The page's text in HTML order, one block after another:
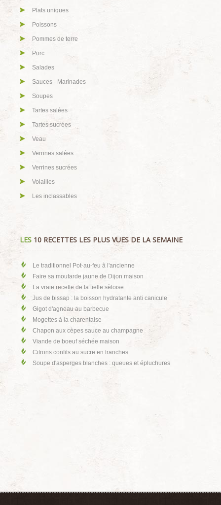
Plats uniques
Poissons
Pommes de terre
Porc
Salades
Sauces - Marinades
Soupes
Tartes salées
Tartes sucrées
Veau
Verrines salées
Verrines sucrées
Volailles
Les inclassables
LES 10 RECETTES LES PLUS VUES DE LA SEMAINE
Le traditionnel Pot-au-feu à l'ancienne
Faire sa moutarde jaune de Dijon maison
La vraie recette de la tielle sètoise
Jus de bissap : la boisson hydratante anti canicule
Gigot d'agneau au barbecue
Mogettes à la charentaise
Chapon aux cèpes sauce au champagne
Viande de boeuf séchée maison
Citrons confits au sucre en tranches
Soupe d'asperges blanches : queues et épluchures